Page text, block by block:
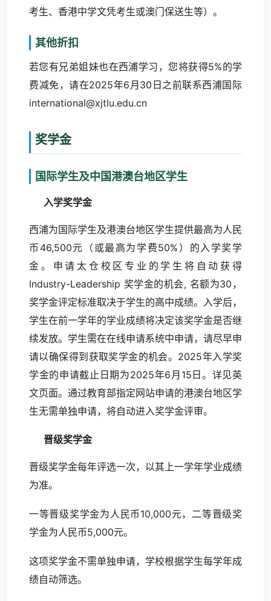
考生、香港中学文凭考生或澳门保送生等）。
其他折扣
若您有兄弟姐妹也在西浦学习，您将获得5%的学
费减免，请在2025年6月30日之前联系西浦国际
international@xjtlu.edu.cn
奖学金
国际学生及中国港澳台地区学生
入学奖学金
西浦为国际学生及港澳台地区学生提供最高为人民
币46,500元（或最高为学费50%）的入学奖学
金。申请太仓校区专业的学生将自动获得
Industry-Leadership 奖学金的机会, 名额为30，
奖学金评定标准取决于学生的高中成绩。入学后，
学生在前一学年的学业成绩将决定该奖学金是否继
续发放。学生需在在线申请系统中申请，请尽早申
请以确保得到获取奖学金的机会。2025年入学奖
学金的申请截止日期为2025年6月15日。详见英
文页面。通过教育部指定网站申请的港澳台地区学
生无需单独申请，将自动进入奖学金评审。
晋级奖学金
晋级奖学金每年评选一次，以其上一学年学业成绩
为准。
一等晋级奖学金为人民币10,000元，二等晋级奖
学金为人民币5,000元。
这项奖学金不需单独申请，学校根据学生每学年成
绩自动筛选。